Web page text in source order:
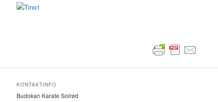
KONTAKTINFO
Budokan Karate Solrød